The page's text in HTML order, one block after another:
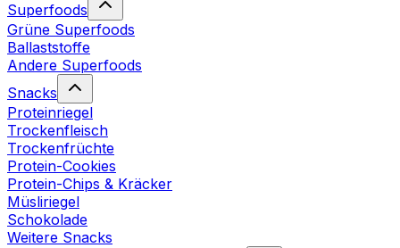
Superfoods
Grüne Superfoods
Ballaststoffe
Andere Superfoods
Snacks
Proteinriegel
Trockenfleisch
Trockenfrüchte
Protein-Cookies
Protein-Chips & Kräcker
Müsliriegel
Schokolade
Weitere Snacks